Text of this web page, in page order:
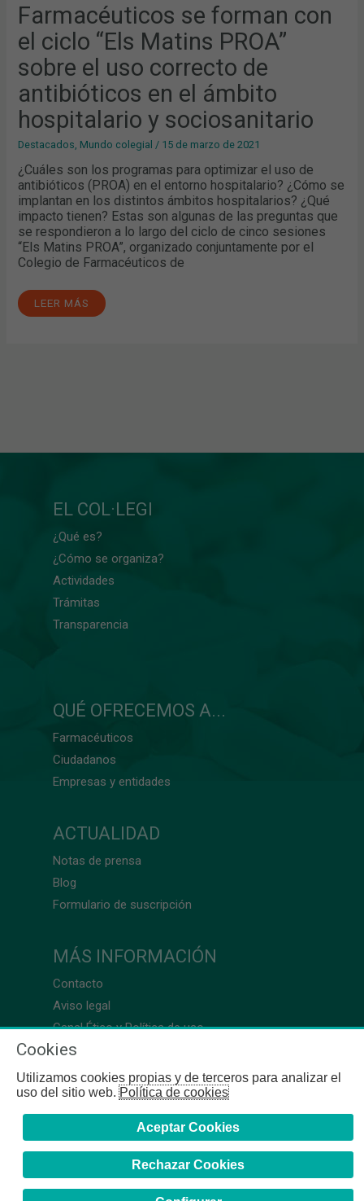
Farmacéuticos se forman con
el ciclo “Els Matins PROA”
sobre el uso correcto de
antibióticos en el ámbito
hospitalario y sociosanitario
Destacados Mundo colegial / 15 de marzo de 2021
¿Cuáles son los programas para optimizar el uso de
antibióticos (PROA) en el entorno hospitalario? ¿Cómo se
implantan en los distintos ámbitos hospitalarios? ¿Qué
impacto tienen? Estas son algunas de las preguntas que
se respondieron a lo largo del ciclo de cinco sesiones
“Els Matins PROA”, organizado conjuntamente por el
Colegio de Farmacéuticos de
SOBRE
EL
USO
CORRECTO
DE
ANTIBIÓTICOS
EN
EL
ÁMBITO
HOSPITALARIO
Y
SOCIOSANITARIO
LEER MÁS
EL COL·LEGI
¿Qué es?
¿Cómo se organiza?
Actividades
Trámitas
Transparencia
QUÉ OFRECEMOS A...
Farmacéuticos
Ciudadanos
Empresas y entidades
ACTUALIDAD
Notas de prensa
Blog
Formulario de suscripción
MÁS INFORMACIÓN
Contacto
Aviso legal
Canal Ético y Política de uso
Cookies
Utilizamos cookies propias y de terceros para analizar el
uso del sitio web.Política de cookies
Aceptar Cookies
Rechazar Cookies